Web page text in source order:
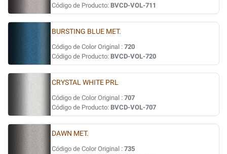
Código de Producto: BVCD-VOL-711
BURSTING BLUE MET.
Código de Color Original : 720
Código de Producto: BVCD-VOL-720
CRYSTAL WHITE PRL
Código de Color Original : 707
Código de Producto: BVCD-VOL-707
DAWN MET.
Código de Color Original : 735